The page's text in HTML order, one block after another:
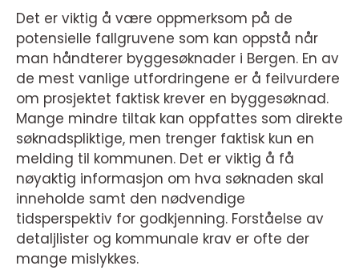
Det er viktig å være oppmerksom på de
potensielle fallgruvene som kan oppstå når
man håndterer byggesøknader i Bergen. En av
de mest vanlige utfordringene er å feilvurdere
om prosjektet faktisk krever en byggesøknad.
Mange mindre tiltak kan oppfattes som direkte
søknadspliktige, men trenger faktisk kun en
melding til kommunen. Det er viktig å få
nøyaktig informasjon om hva søknaden skal
inneholde samt den nødvendige
tidsperspektiv for godkjenning. Forståelse av
detaljlister og kommunale krav er ofte der
mange mislykkes.